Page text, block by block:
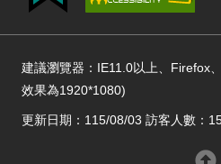
建議瀏覽器：IE11.0以上、Firefox
效果為1920*1080)
更新日期：115/08/03 訪客人數：